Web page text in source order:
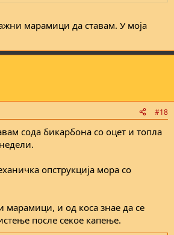
марамици да ставам. У моја
#18
сода бикарбона со оцет и топла
опструкција мора со
и од коса знае да се
после секое капење.